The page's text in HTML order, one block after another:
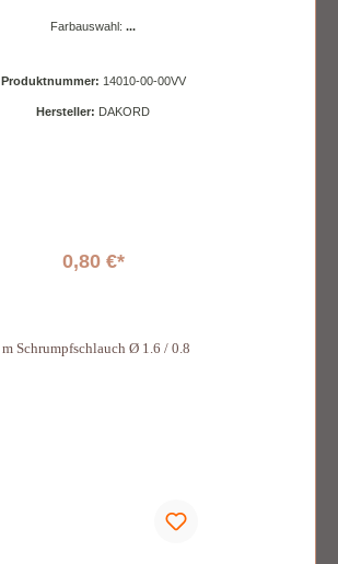
Farbauswahl: ...
Produktnummer: 14010-00-00VV
Hersteller: DAKORD
0,80 €*